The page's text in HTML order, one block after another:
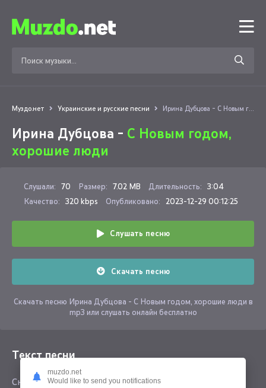
Муздо.нет Украинские и русские песни Ирина Дубцова - С Новым годом, хорошие люди
Ирина Дубцова - С Новым годом,
хорошие люди
Слушали: 70 Размер: 7.02 MB Длительность: 3:04
Качество: 320 kbps Опубликовано: 2023-12-29 00:12:25
Слушать песню
Скачать песню
Скачать песню Ирина Дубцова - С Новым годом, хорошие люди в
mp3 или слушать онлайн бесплатно
Текст песни
Снег тает на горячих руках
muzdo.net
Would like to send you notifications